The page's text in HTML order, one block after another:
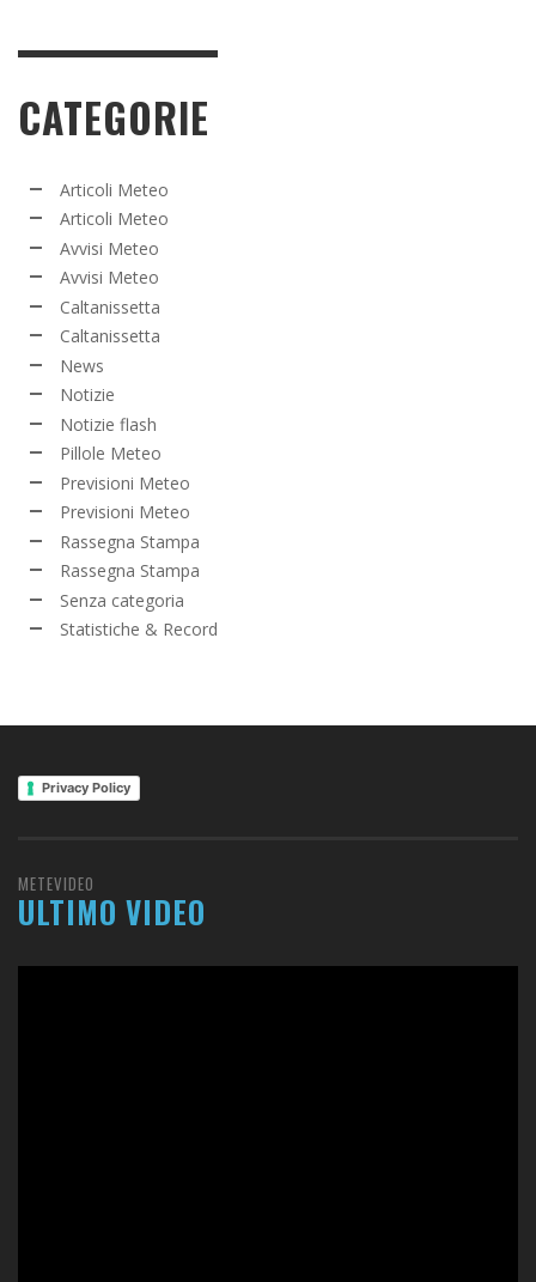
CATEGORIE
Articoli Meteo
Articoli Meteo
Avvisi Meteo
Avvisi Meteo
Caltanissetta
Caltanissetta
News
Notizie
Notizie flash
Pillole Meteo
Previsioni Meteo
Previsioni Meteo
Rassegna Stampa
Rassegna Stampa
Senza categoria
Statistiche & Record
Privacy Policy
METEVIDEO
ULTIMO VIDEO